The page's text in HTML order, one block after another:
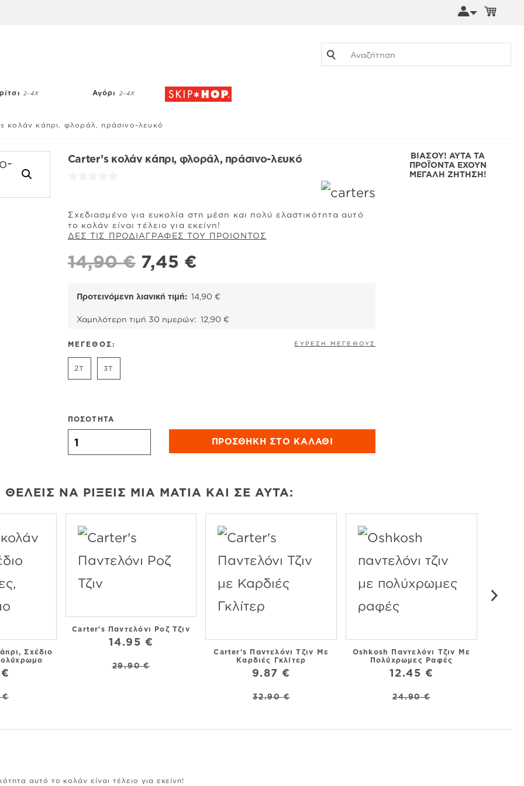
Go
2-4Χ Αγόρι 2-4Χ
κολάν κάπρι, φλοράλ, πράσινο-λευκό
Carter’s κολάν κάπρι, φλοράλ, πράσινο-λευκό
Σχεδιασμένο για ευκολία στη μέση και πολύ ελαστικότητα αυτό
το κολάν είναι τέλειο για εκείνη!
ΔΕΣ ΤΙΣ ΠΡΟΔΙΑΓΡΑΦΕΣ ΤΟΥ ΠΡΟΙΟΝΤΟΣ
14,90€ Original
was:
14,90 €.
7,45 €Η
τιμή
είναι:
Προτεινόμενη λιανική τιμή: 14,90 €
Χαμηλότερη τιμή 30 ημερών: 12,90 €
ΜΕΓΕΘΟΣ: ΕΥΡΕΣΗ ΜΕΓΕΘΟΥΣ
2T 3T
ΠΟΣΟΤΗΤΑ
Carter's κολάν κάπρι, φλοράλ, πράσινο-λευκό ποσότητα
ΠΡΟΣΘΉΚΗ ΣΤΟ ΚΑΛΆΘΙ
ΒΙΑΣΟΥ! ΑΥΤΑ ΤΑ
ΠΡΟΪΌΝΤΑ ΕΧΟΥΝ
ΜΕΓΑΛΗ ΖΗΤΗΣΗ!
ΘΈΛΕΙΣ ΝΑ ΡΊΞΕΙΣ ΜΙΑ ΜΑΤΙΆ ΚΑΙ ΣΕ ΑΥΤΆ:
Σχέδιο
€
Carter's Παντελόνι Ροζ Τζιν
14.95 €
29.90 €
Carter's Παντελόνι Τζιν Με
Καρδιές Γκλίτερ
9.87 €
32.90 €
Oshkosh Παντελόνι Τζιν Με
Πολύχρωμες Ραφές
12.45 €
24.90 €
αυτό το κολάν είναι τέλειο για εκείνη!